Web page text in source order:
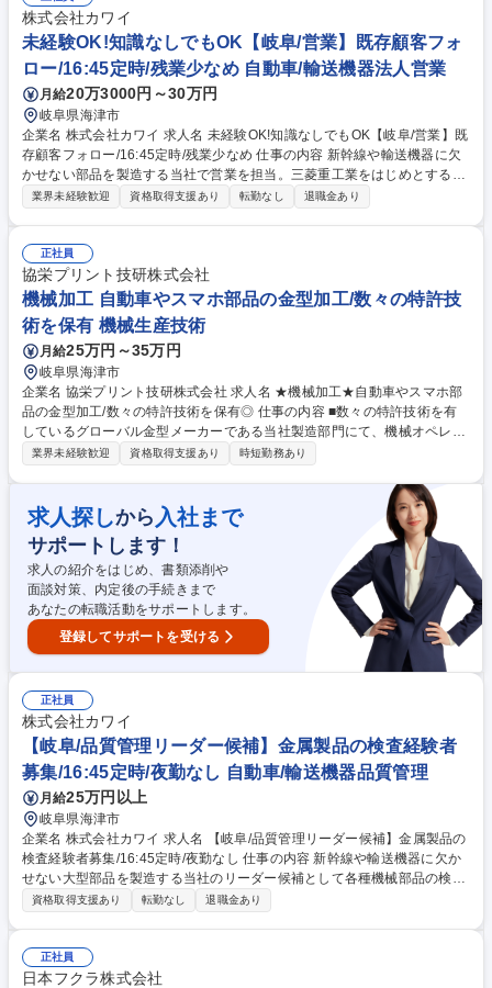
査」の取得費用は会社がすべて負担。働きながら一生モノのスキルが手に
入ります。 【やりがい】新幹線などの重要部品。日本のモノづくりと安全
を支える、非常に誇り高い仕事。最終チェックを担うのが品質管理です
が、最初から一人にすることは絶対にありません。 募集職種 未経験OK
【岐阜/品質管理】日勤のみ(16:45定時)/土日休/図面が読めない方もOK
株式会社カワイ
未経験OK!知識なしでもOK【岐阜/営業】既存顧客フォ
ロー/16:45定時/残業少なめ 自動車/輸送機器法人営業
月給20万3000円～30万円
岐阜県海津市
企業名 株式会社カワイ 求人名 未経験OK!知識なしでもOK【岐阜/営業】既
存顧客フォロー/16:45定時/残業少なめ 仕事の内容 新幹線や輸送機器に欠
かせない部品を製造する当社で営業を担当。三菱重工業をはじめとする既
存顧客へのルート営業中心。図面の読み方は入社後に学ぶので知識がなく
後はOJTで業務を学んでいただきます。 じっくりレクチャーするので知識
がない方もOK 【業務詳細】■既存顧客(大手企業中心)からの仕様・ニーズ
のヒアリング ■紙の2D図面を読み解き、顧客と加工仕様や納期についての
打合せ(どんな製品か/実現にはどんな加工技術が必要か等) ■社内の設計・
製造部門と連携した見積作成および工程管理 募集職種 未経験OK!知識なし
でもOK【岐阜/営業】既存顧客フォロー/16:45定時/残業少なめ
業界未経験歓迎 資格取得支援あり 転勤なし 退職金あり
正社員
協栄プリント技研株式会社
機械加工 自動車やスマホ部品の金型加工/数々の特許技
術を保有 機械生産技術
月給25万円～35万円
岐阜県海津市
企業名 協栄プリント技研株式会社 求人名 ★機械加工★自動車やスマホ部
品の金型加工/数々の特許技術を保有◎ 仕事の内容 ■数々の特許技術を有
しているグローバル金型メーカーである当社製造部門にて、機械オペレー
ターとして、当社保有の機械の操作を通じて、自動車やスマ―トフォン内
ングセンタやワイヤ放電加工機の操作を通じて、「自動車やスマートフォ
ン内部部品」として使用される金型加工の業務を担当いただきます。 【入
社後】まずは当社が使用している機械の操作方法を覚えていただきます。
先輩社員からのレクチャーを通じ業務を覚えていただいたのち、習熟度に
応じて業務の幅を広げていただきます。 募集職種 ★機械加工★自動車や
スマホ部品の金型加工/数々の特許技術を保有◎
業界未経験歓迎 資格取得支援あり 時短勤務あり
求人探しから 入社まで
サポートします！
求人の紹介をはじめ、書類添削や
面談対策、内定後の手続きまで
あなたの転職活動をサポートします。
登録してサポートを受ける
正社員
株式会社カワイ
【岐阜/品質管理リーダー候補】金属製品の検査経験者
募集/16:45定時/夜勤なし 自動車/輸送機器品質管理
月給25万円以上
岐阜県海津市
企業名 株式会社カワイ 求人名 【岐阜/品質管理リーダー候補】金属製品の
検査経験者募集/16:45定時/夜勤なし 仕事の内容 新幹線や輸送機器に欠か
せない大型部品を製造する当社のリーダー候補として各種機械部品の検
査・品質管理を担当。設計図面を基にノギスやメジャーを用いて完成品の
状態確認：水漏れや溶接など、大型機械部品の加工状態の検査 ■リーダー
業務：検査体制の最適化、設計・製造部門との連携、メンバーの育成 ★J
資格取得支援あり 転勤なし 退職金あり
正社員
日本フクラ株式会社